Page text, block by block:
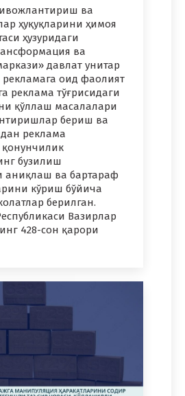
ва
ҳуқуқларини ҳимоя
ҳузуридаги
ва
давлат унитар
рекламага оид фаолият
реклама тўғрисидаги
қўллаш масалалари
бериш ва
реклама
қонунчилик
бузилиш
аниқлаш ва бартараф
кўриш бўйича
берилган.
Вазирлар
428-сон қарори